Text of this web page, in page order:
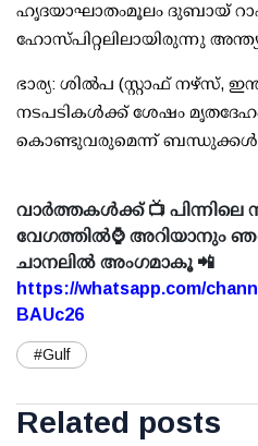
ഹൃദയാഘാതംമൂലം ദുബായ്
ഹോസ്പിറ്റലിലായിരുന്നു
ഭാര്യ: ശില്‍പ (സ്റ്റാഫ് നഴ്സ്,
നടപടികള്‍ക്ക് ശേഷം മൃതദേഹം
കൊണ്ടുവരുമെന്ന് ബന്ധുക്കള്‍
വാർത്തകൾക്ക് 📺 പിന്നിലെ
വേഗത്തിൽ⌚ അറിയാനും
ചാനലിൽ അംഗമാകൂ 📲
https://whatsapp.com/
BAUc26
#Gulf
Related posts